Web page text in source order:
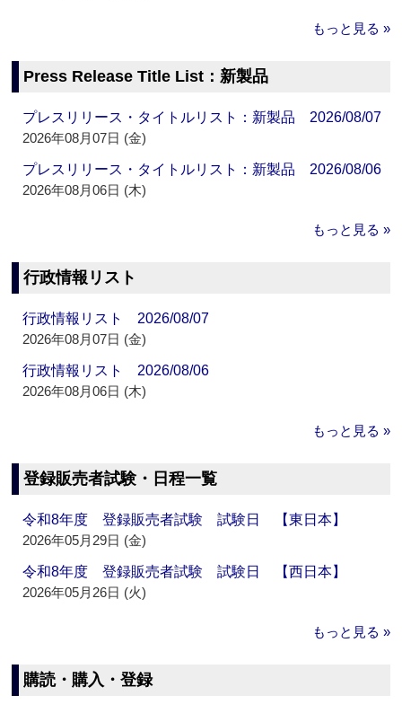
もっと見る »
Press Release Title List：新製品
プレスリリース・タイトルリスト：新製品 2026/08/07
2026年08月07日 (金)
プレスリリース・タイトルリスト：新製品 2026/08/06
2026年08月06日 (木)
もっと見る »
行政情報リスト
行政情報リスト 2026/08/07
2026年08月07日 (金)
行政情報リスト 2026/08/06
2026年08月06日 (木)
もっと見る »
登録販売者試験・日程一覧
令和8年度 登録販売者試験 試験日 【東日本】
2026年05月29日 (金)
令和8年度 登録販売者試験 試験日 【西日本】
2026年05月26日 (火)
もっと見る »
購読・購入・登録